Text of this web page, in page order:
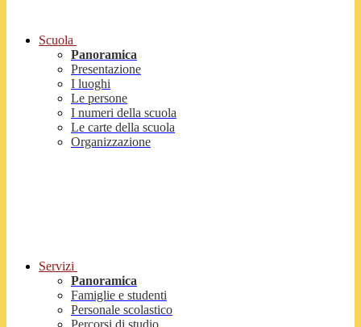
Scuola
Panoramica
Presentazione
I luoghi
Le persone
I numeri della scuola
Le carte della scuola
Organizzazione
Servizi
Panoramica
Famiglie e studenti
Personale scolastico